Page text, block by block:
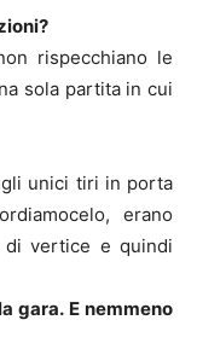
rispecchiano le
sola partita in cui
unici tiri in porta
erano
di vertice e quindi
gara. E nemmeno